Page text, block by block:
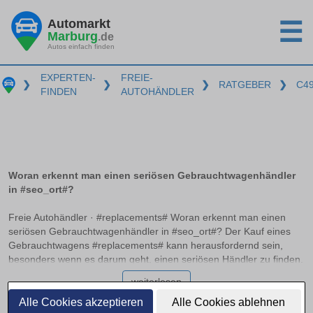
Alle Cookies akzeptieren Alle Cookies ablehnen
Automarkt
Marburg.de
Autos einfach finden ☰
❯
EXPERTEN-
FINDEN
❯
FREIE-
AUTOHÄNDLER
❯ RATGEBER ❯
Woran erkennt man einen seriösen Gebrauchtwagenhändler
in #seo_ort#?
Freie Autohändler · #replacements# Woran erkennt man einen
seriösen Gebrauchtwagenhändler in #seo_ort#? Der Kauf eines
Gebrauchtwagens #replacements# kann herausfordernd sein,
besonders wenn es darum geht, einen seriösen Händler zu finden.
Professionelle Autohändler zeichnen sich durch bestimmte
Merkmale aus, die auf einen zuverlässigen Betrieb hinweisen. In
diesem Ratgeber erfahren Sie, worauf Sie achten sollten, welche
weiterlesen